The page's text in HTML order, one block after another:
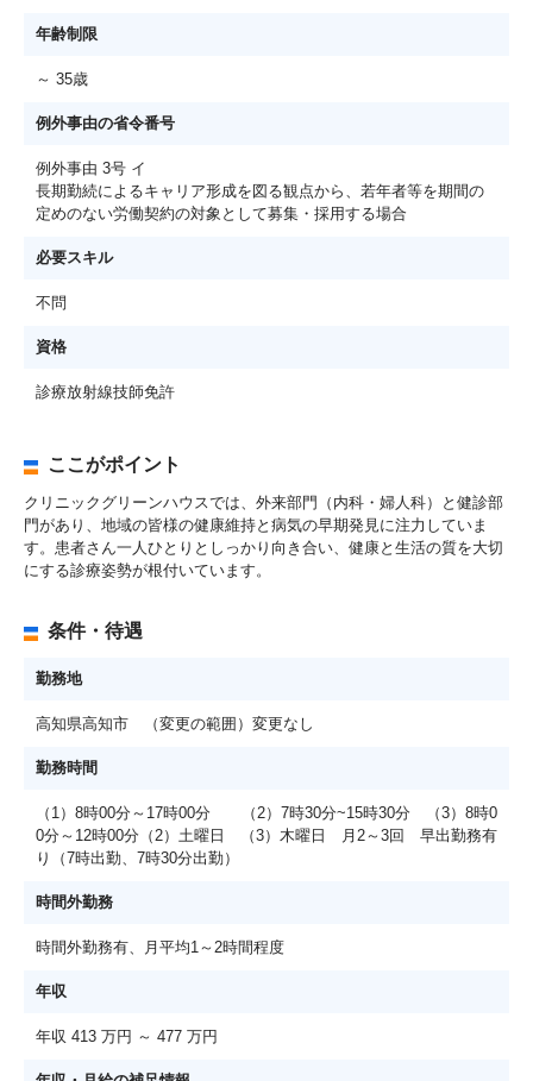
年齢制限
～ 35歳
例外事由の省令番号
例外事由 3号 イ
長期勤続によるキャリア形成を図る観点から、若年者等を期間の
定めのない労働契約の対象として募集・採用する場合
必要スキル
不問
資格
診療放射線技師免許
ここがポイント
クリニックグリーンハウスでは、外来部門（内科・婦人科）と健診部
門があり、地域の皆様の健康維持と病気の早期発見に注力していま
す。患者さん一人ひとりとしっかり向き合い、健康と生活の質を大切
にする診療姿勢が根付いています。
条件・待遇
勤務地
高知県高知市 （変更の範囲）変更なし
勤務時間
（1）8時00分～17時00分 （2）7時30分~15時30分 （3）8時0
0分～12時00分（2）土曜日 （3）木曜日 月2～3回 早出勤務有
り（7時出勤、7時30分出勤）
時間外勤務
時間外勤務有、月平均1～2時間程度
年収
年収 413 万円 ～ 477 万円